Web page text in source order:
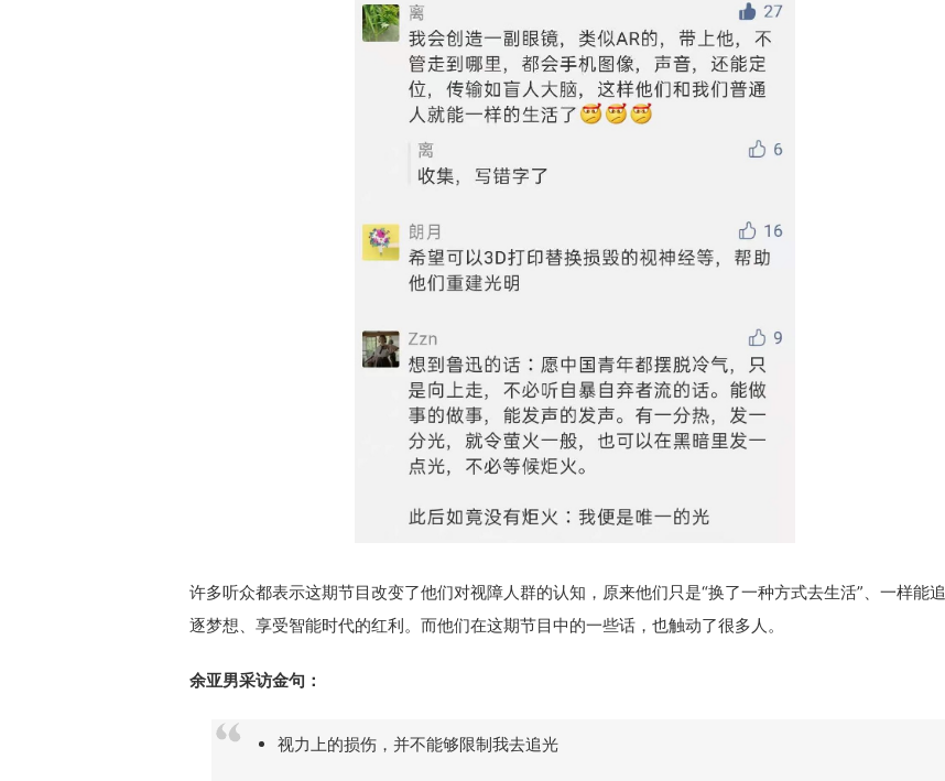
许多听众都表示这期节目改变了他们对视障人群的认知，原来他们只是“换了一种方式去生活”、一样能追
逐梦想、享受智能时代的红利。而他们在这期节目中的一些话，也触动了很多人。
余亚男采访金句：
视力上的损伤，并不能够限制我去追光